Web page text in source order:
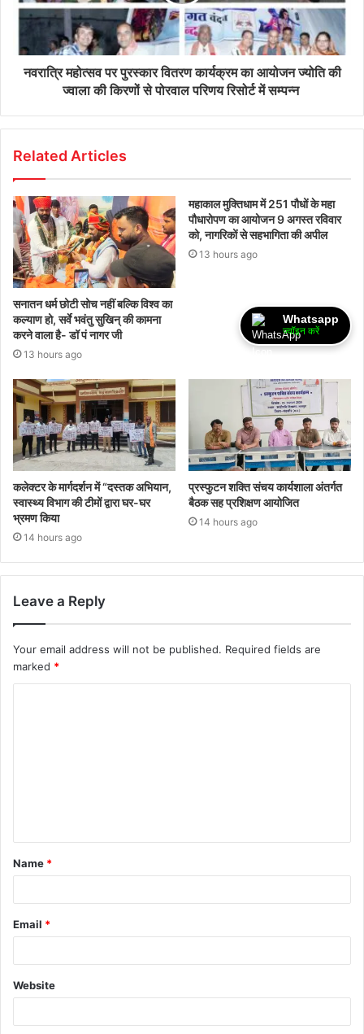
नवरात्रि महोत्सव पर पुरस्कार वितरण कार्यक्रम का आयोजन ज्योति की
ज्वाला की किरणों से पोरवाल परिणय रिसोर्ट में सम्पन्न
Related Articles
सनातन धर्म छोटी सोच नहीं बल्कि विश्व का
कल्याण हो, सर्वे भवंतु सुखिन् की कामना
करने वाला है- डॉ पं नागर जी
13 hours ago
महाकाल मुक्तिधाम में 251 पौधों के महा
पौधारोपण का आयोजन 9 अगस्त रविवार
को, नागरिकों से सहभागिता की अपील
13 hours ago
कलेक्टर के मार्गदर्शन में “दस्तक अभियान,‌
स्वास्थ्य विभाग की टीमों द्वारा घर-घर
भ्रमण किया
14 hours ago
प्रस्फुटन शक्ति संचय कार्यशाला अंतर्गत
बैठक सह प्रशिक्षण आयोजित
14 hours ago
Leave a Reply
Your email address will not be published. Required fields are
marked *
Name *
Email *
Website
Whatsapp
ज्वॉइन करें